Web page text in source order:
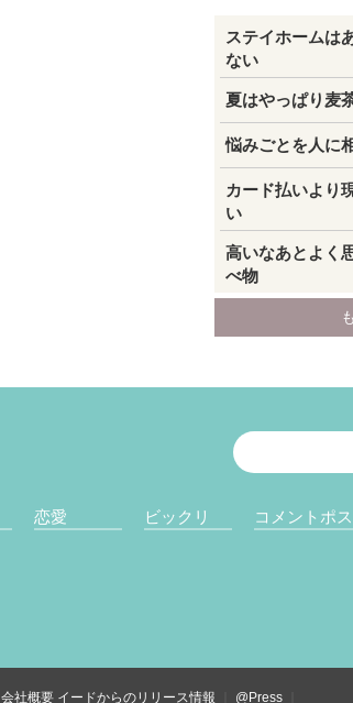
恋愛 ビックリ コメントポス
会社概要 イードからのリリース情報 @Press